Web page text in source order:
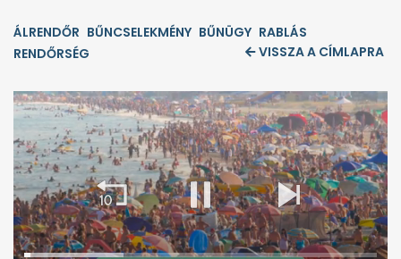
ÁLRENDŐR BŰNCSELEKMÉNY BŰNÜGY RABLÁS
RENDŐRSÉG
VISSZA A CÍMLAPRA